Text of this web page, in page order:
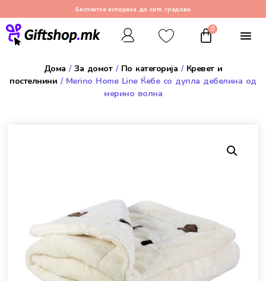
Бесплатна испорака до сите градови
0
Дома / За домот/ По категорија / Кревет и
постелнини / Merino Home Line Ќебе со дупла дебелина од
мерино волна